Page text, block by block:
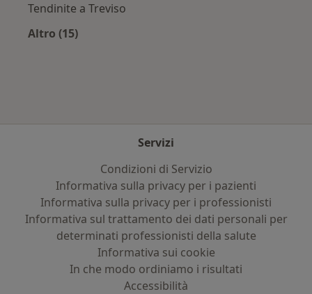
Tendinite a Treviso
Altro (15)
Servizi
Condizioni di Servizio
Informativa sulla privacy per i pazienti
Informativa sulla privacy per i professionisti
Informativa sul trattamento dei dati personali per
determinati professionisti della salute
Informativa sui cookie
In che modo ordiniamo i risultati
Accessibilità